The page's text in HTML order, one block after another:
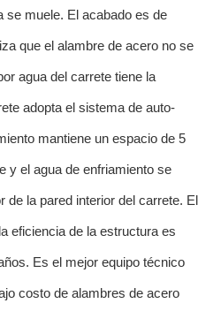
se muele. El acabado es de
que el alambre de acero no se
agua del carrete tiene la
adopta el sistema de auto-
mantiene un espacio de 5
y el agua de enfriamiento se
de la pared interior del carrete. El
eficiencia de la estructura es
Es el mejor equipo técnico
costo de alambres de acero